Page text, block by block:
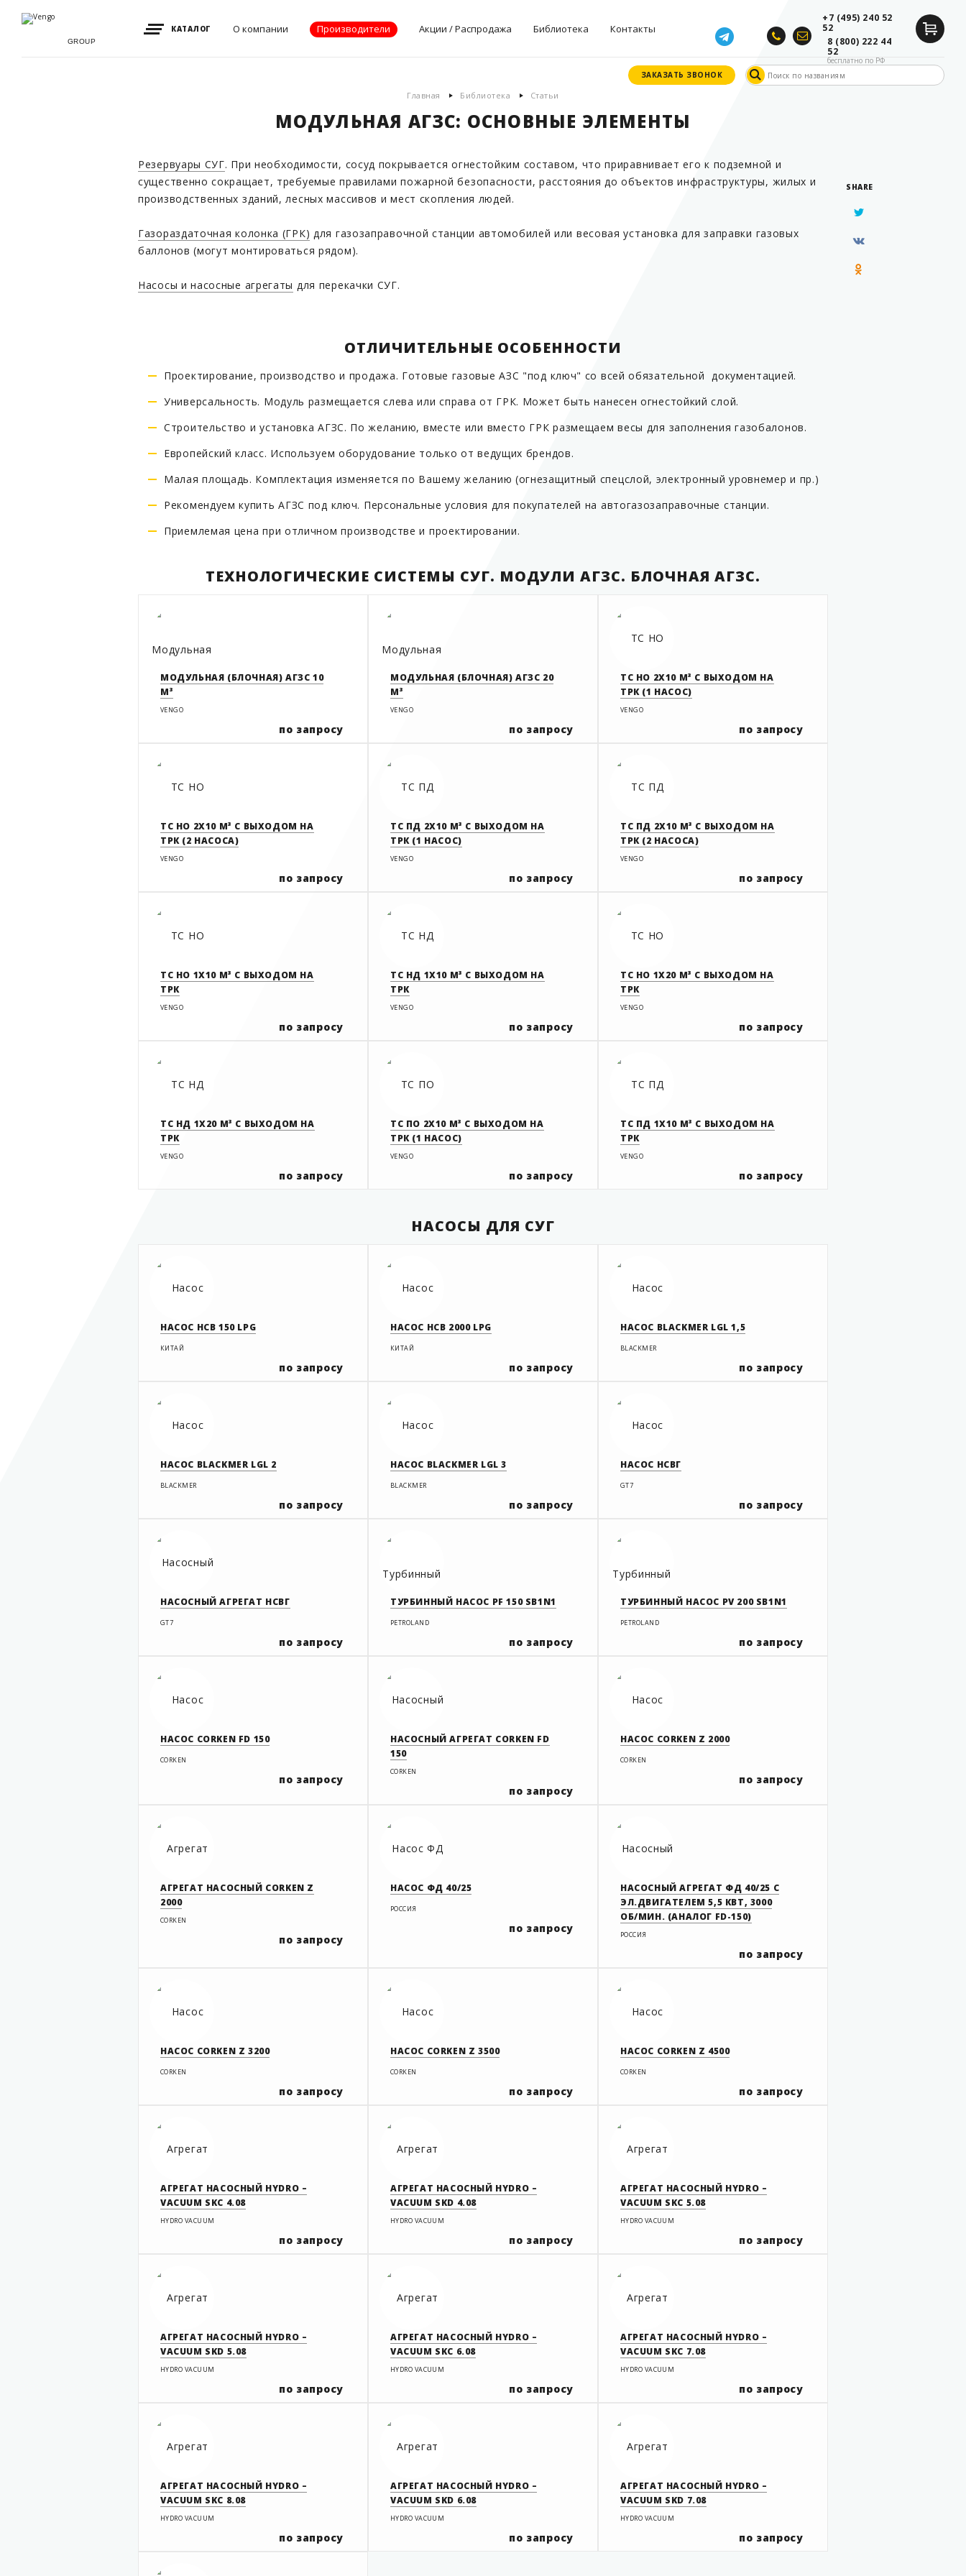
GROUP
КАТАЛОГ О компании
Партнеры
Новости
Акции
Контакты
Производители Акции / Распродажа Библиотека
Документы
Опросные листы
Дилерские
сертификаты
Контакты
+7 (495) 240 52
52
8 (800) 222 44
52
бесплатно по РФ
ЗАКАЗАТЬ ЗВОНОК
ЗАКАЗАТЬ ЗВОНОК
Главная Библиотека Статьи
МОДУЛЬНАЯ АГЗС: ОСНОВНЫЕ ЭЛЕМЕНТЫ
Резервуары СУГ. При необходимости, сосуд покрывается огнестойким составом, что приравнивает его к подземной и
существенно сокращает, требуемые правилами пожарной безопасности, расстояния до объектов инфраструктуры, жилых и
производственных зданий, лесных массивов и мест скопления людей.
Газораздаточная колонка (ГРК) для газозаправочной станции автомобилей или весовая установка для заправки газовых
баллонов (могут монтироваться рядом).
Насосы и насосные агрегаты для перекачки СУГ.
ОТЛИЧИТЕЛЬНЫЕ ОСОБЕННОСТИ
Проектирование, производство и продажа. Готовые газовые АЗС "под ключ" со всей обязательной документацией.
Универсальность. Модуль размещается слева или справа от ГРК. Может быть нанесен огнестойкий слой.
Строительство и установка АГЗС. По желанию, вместе или вместо ГРК размещаем весы для заполнения газобалонов.
Европейский класс. Используем оборудование только от ведущих брендов.
Малая площадь. Комплектация изменяется по Вашему желанию (огнезащитный спецслой, электронный уровнемер и пр.)
Рекомендуем купить АГЗС под ключ. Персональные условия для покупателей на автогазозаправочные станции.
Приемлемая цена при отличном производстве и проектировании.
ТЕХНОЛОГИЧЕСКИЕ СИСТЕМЫ СУГ. МОДУЛИ АГЗС. БЛОЧНАЯ АГЗС.
МОДУЛЬНАЯ (БЛОЧНАЯ) АГЗС 10
М³
VENGO
по запросу
МОДУЛЬНАЯ (БЛОЧНАЯ) АГЗС 20
М³
VENGO
по запросу
ТС НО 2Х10 М³ С ВЫХОДОМ НА
ТРК (1 НАСОС)
VENGO
по запросу
ТС НО 2Х10 М³ С ВЫХОДОМ НА
ТРК (2 НАСОСА)
VENGO
по запросу
ТС ПД 2Х10 М³ С ВЫХОДОМ НА
ТРК (1 НАСОС)
VENGO
по запросу
ТС ПД 2Х10 М³ С ВЫХОДОМ НА
ТРК (2 НАСОСА)
VENGO
по запросу
ТС НО 1Х10 М³ С ВЫХОДОМ НА
ТРК
VENGO
по запросу
ТС НД 1Х10 М³ С ВЫХОДОМ НА
ТРК
VENGO
по запросу
ТС НО 1Х20 М³ С ВЫХОДОМ НА
ТРК
VENGO
по запросу
ТС НД 1Х20 М³ С ВЫХОДОМ НА
ТРК
VENGO
по запросу
ТС ПО 2Х10 М³ С ВЫХОДОМ НА
ТРК (1 НАСОС)
VENGO
по запросу
ТС ПД 1Х10 М³ С ВЫХОДОМ НА
ТРК
VENGO
по запросу
НАСОСЫ ДЛЯ СУГ
НАСОС НСВ 150 LPG
КИТАЙ
по запросу
НАСОС НСВ 2000 LPG
КИТАЙ
по запросу
НАСОС BLACKMER LGL 1,5
BLACKMER
по запросу
НАСОС BLACKMER LGL 2
BLACKMER
по запросу
НАСОС BLACKMER LGL 3
BLACKMER
по запросу
НАСОС НСВГ
GT7
по запросу
НАСОСНЫЙ АГРЕГАТ НСВГ
GT7
по запросу
ТУРБИННЫЙ НАСОС PF 150 SB1N1
PETROLAND
по запросу
ТУРБИННЫЙ НАСОС PV 200 SB1N1
PETROLAND
по запросу
НАСОС CORKEN FD 150
CORKEN
по запросу
НАСОСНЫЙ АГРЕГАТ CORKEN FD
150
CORKEN
по запросу
НАСОС CORKEN Z 2000
CORKEN
по запросу
АГРЕГАТ НАСОСНЫЙ CORKEN Z
2000
CORKEN
по запросу
НАСОС ФД 40/25
РОССИЯ
по запросу
НАСОСНЫЙ АГРЕГАТ ФД 40/25 С
ЭЛ.ДВИГАТЕЛЕМ 5,5 КВТ, 3000
ОБ/МИН. (АНАЛОГ FD-150)
РОССИЯ
по запросу
НАСОС CORKEN Z 3200
CORKEN
по запросу
НАСОС CORKEN Z 3500
CORKEN
по запросу
НАСОС CORKEN Z 4500
CORKEN
по запросу
АГРЕГАТ НАСОСНЫЙ HYDRO –
VACUUM SKC 4.08
HYDRO VACUUM
по запросу
АГРЕГАТ НАСОСНЫЙ HYDRO –
VACUUM SKD 4.08
HYDRO VACUUM
по запросу
АГРЕГАТ НАСОСНЫЙ HYDRO –
VACUUM SKC 5.08
HYDRO VACUUM
по запросу
АГРЕГАТ НАСОСНЫЙ HYDRO –
VACUUM SKD 5.08
HYDRO VACUUM
по запросу
АГРЕГАТ НАСОСНЫЙ HYDRO –
VACUUM SKC 6.08
HYDRO VACUUM
по запросу
АГРЕГАТ НАСОСНЫЙ HYDRO –
VACUUM SKC 7.08
HYDRO VACUUM
по запросу
АГРЕГАТ НАСОСНЫЙ HYDRO –
VACUUM SKC 8.08
HYDRO VACUUM
по запросу
АГРЕГАТ НАСОСНЫЙ HYDRO –
VACUUM SKD 6.08
HYDRO VACUUM
по запросу
АГРЕГАТ НАСОСНЫЙ HYDRO –
VACUUM SKD 7.08
HYDRO VACUUM
по запросу
SHARE